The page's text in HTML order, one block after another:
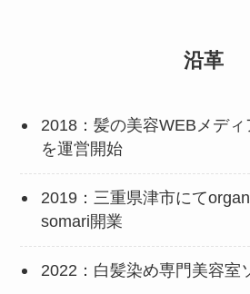
沿革
2018：髪の美容WEBメデ
を運営開始
2019：三重県津市にて
somari開業
2022：白髪染め専門美容室